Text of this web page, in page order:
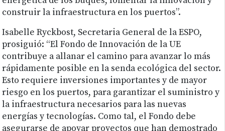
construir la infraestructura en los puertos”.
Isabelle Ryckbost, Secretaria General de la ESPO,
prosiguió: “El Fondo de Innovación de la UE
contribuye a allanar el camino para avanzar lo más
rápidamente posible en la senda ecológica del sector.
Esto requiere inversiones importantes y de mayor
riesgo en los puertos, para garantizar el suministro y
la infraestructura necesarios para las nuevas
energías y tecnologías. Como tal, el Fondo debe
asegurarse de apoyar proyectos que han demostrado